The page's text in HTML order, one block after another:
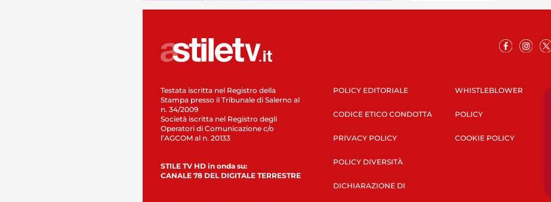
Testata iscritta nel Registro della
Stampa presso il Tribunale di Salerno al
n. 34/2009
Società iscritta nel Registro degli
Operatori di Comunicazione c/o
l’AGCOM al n. 20133
STILE TV HD in onda su:
CANALE 78 DEL DIGITALE TERRESTRE
POLICY EDITORIALE
CODICE ETICO CONDOTTA
PRIVACY POLICY
POLICY DIVERSITÀ
DICHIARAZIONE DI
WHISTLEBLOWER
POLICY
COOKIE POLICY